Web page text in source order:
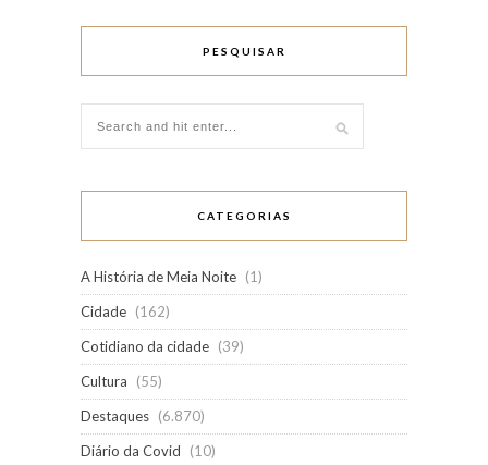
PESQUISAR
CATEGORIAS
A História de Meia Noite (1)
Cidade (162)
Cotidiano da cidade (39)
Cultura
(55)
Destaques (6.870)
Diário da Covid
(10)